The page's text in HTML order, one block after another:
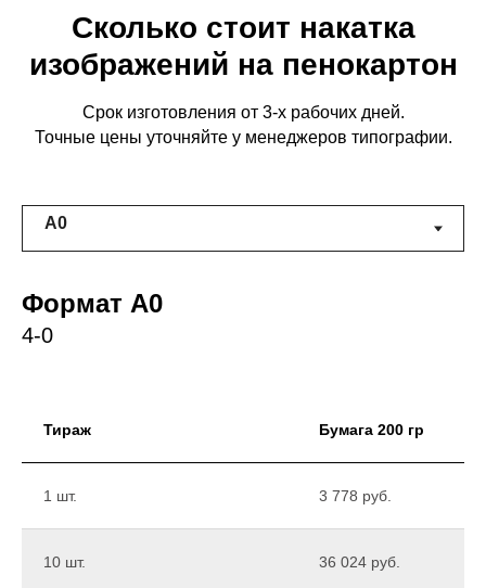
Сколько стоит накатка
изображений на пенокартон
Срок изготовления от 3-х рабочих дней.
Точные цены уточняйте у менеджеров типографии.
Формат А0
4-0
Тираж Бумага 200 гр
1 шт. 3 778 руб.
10 шт. 36 024 руб.